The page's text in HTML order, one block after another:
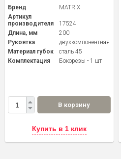
Бренд
MATRIX
Артикул
производителя
17524
Длина, мм
200
Рукоятка
двухкомпонентная
Материал губок
сталь 45
Комплектация
Бокорезы - 1 шт
В корзину
Купить в 1 клик